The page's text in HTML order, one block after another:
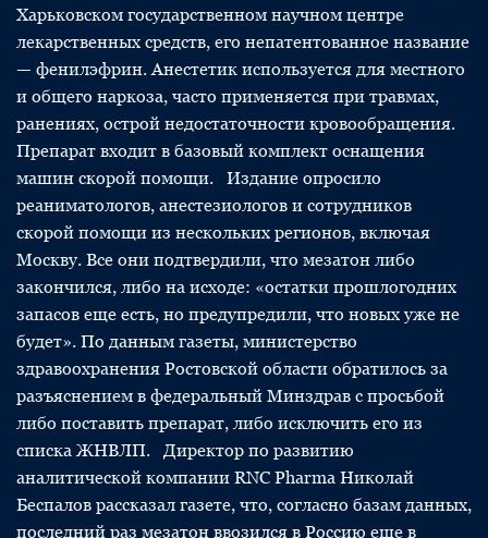
Харьковском государственном научном центре
лекарственных средств, его непатентованное название
— фенилэфрин. Анестетик используется для местного
и общего наркоза, часто применяется при травмах,
ранениях, острой недостаточности кровообращения.
Препарат входит в базовый комплект оснащения
машин скорой помощи. Издание опросило
реаниматологов, анестезиологов и сотрудников
скорой помощи из нескольких регионов, включая
Москву. Все они подтвердили, что мезатон либо
закончился, либо на исходе: «остатки прошлогодних
запасов еще есть, но предупредили, что новых уже не
будет». По данным газеты, министерство
здравоохранения Ростовской области обратилось за
разъяснением в федеральный Минздрав с просьбой
либо поставить препарат, либо исключить его из
списка ЖНВЛП. Директор по развитию
аналитической компании RNC Pharma Николай
Беспалов рассказал газете, что, согласно базам данных,
последний раз мезатон ввозился в Россию еще в